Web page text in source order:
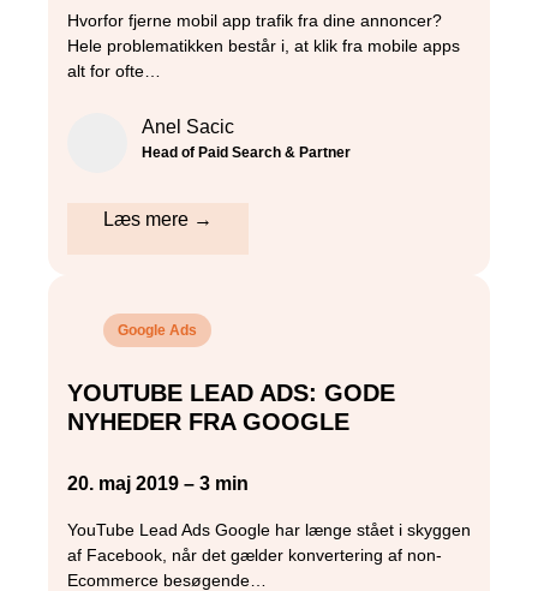
Hvorfor fjerne mobil app trafik fra dine annoncer?
Hele problematikken består i, at klik fra mobile apps
alt for ofte…
Anel Sacic
Head of Paid Search & Partner
Læs mere →
Google Ads
YOUTUBE LEAD ADS: GODE
NYHEDER FRA GOOGLE
20. maj 2019 – 3 min
YouTube Lead Ads Google har længe stået i skyggen
af Facebook, når det gælder konvertering af non-
Ecommerce besøgende…